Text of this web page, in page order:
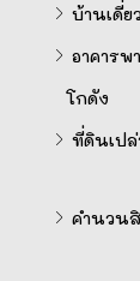
บ้านเดี่ยว
อาคาร
โกดัง
ที่ดินเปล่
คำนวน